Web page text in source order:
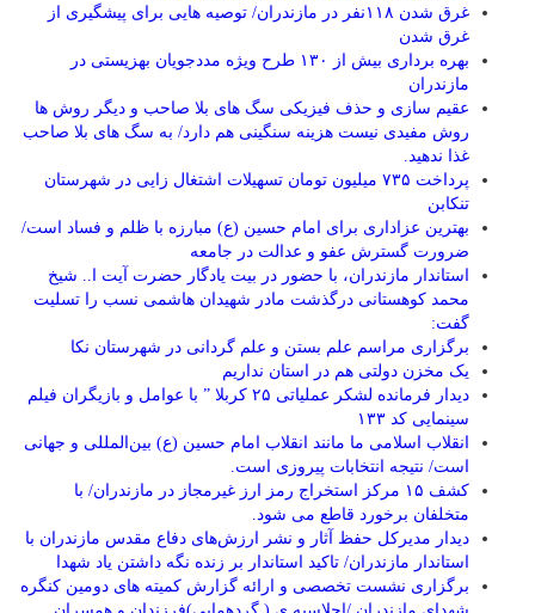
غرق شدن ۱۱۸نفر در مازندران/ توصيه هايی برای پيشگيری از
غرق شدن
بهره برداری بیش از ۱۳۰ طرح ویژه مددجویان بهزیستی در
مازندران
عقیم سازی و حذف فیزیکی سگ های بلا صاحب و دیگر روش ها
روش مفیدی نیست هزینه سنگینی هم دارد/ به سگ های بلا صاحب
غذا ندهید.
پرداخت ۷۳۵ میلیون تومان تسهیلات اشتغال زایی در شهرستان
تنکابن
بهترین عزاداری برای امام حسین (ع) مبارزه با ظلم و فساد است/
ضرورت گسترش عفو و عدالت در جامعه
استاندار مازندران، با حضور در بیت یادگار حضرت آیت ا.. شیخ
محمد کوهستانی درگذشت مادر شهیدان هاشمی نسب را تسلیت
گفت:
برگزاری مراسم علم بستن و علم گردانی در شهرستان نکا
یک مخزن دولتی هم در استان نداریم
دیدار فرمانده لشکر عملیاتی ۲۵ کربلا ” با عوامل و بازیگران فیلم
سینمایی کد ۱۳۳
انقلاب اسلامی ما مانند انقلاب امام حسین (ع) بین‌المللی و جهانی
است/ نتیجه انتخابات پیروزی است.
کشف ۱۵ مرکز استخراج رمز ارز غیرمجاز در مازندران/ با
متخلفان برخورد قاطع می شود.
دیدار مدیرکل حفظ آثار و نشر ارزش‌های دفاع مقدس مازندران با
استاندار مازندران/ تاکید استاندار بر زنده نگه داشتن یاد شهدا
برگزاری نشست تخصصی و ارائه گزارش کمیته های دومین کنگره